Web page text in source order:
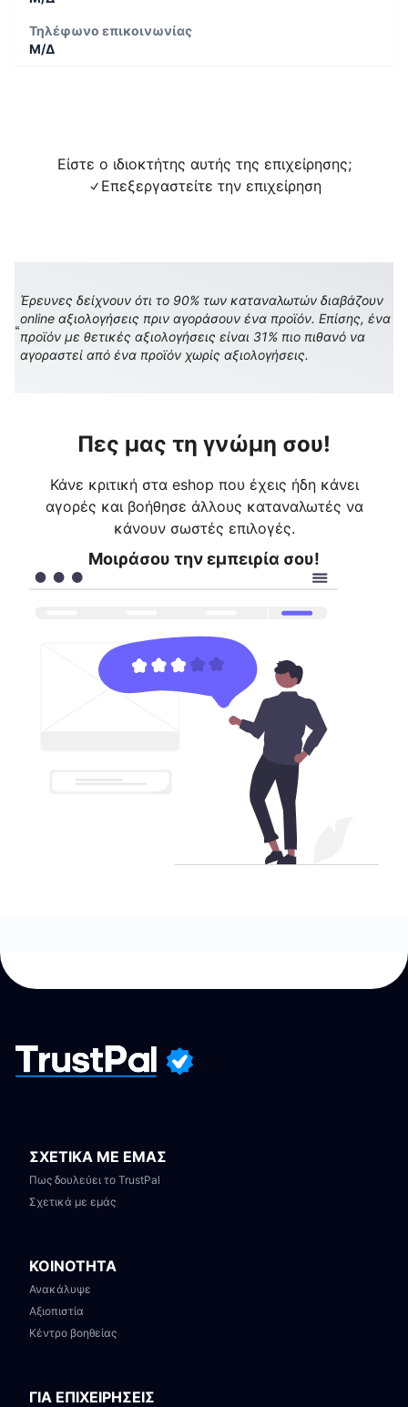
Τηλέφωνο επικοινωνίας
Μ/Δ
Είστε ο ιδιοκτήτης αυτής της επιχείρησης;
Επεξεργαστείτε την επιχείρηση
Έρευνες δείχνουν ότι το 90% των καταναλωτών διαβάζουν
online αξιολογήσεις πριν αγοράσουν ένα προϊόν. Επίσης, ένα
προϊόν με θετικές αξιολογήσεις είναι 31% πιο πιθανό να
αγοραστεί από ένα προϊόν χωρίς αξιολογήσεις.
Πες μας τη γνώμη σου!
Κάνε κριτική στα eshop που έχεις ήδη κάνει
αγορές και βοήθησε άλλους καταναλωτές να
κάνουν σωστές επιλογές.
Μοιράσου την εμπειρία σου!
ΣΧΕΤΙΚΑ ΜΕ ΕΜΑΣ
Πως δουλεύει το TrustPal
Σχετικά με εμάς
ΚΟΙΝΟΤΗΤΑ
Ανακάλυψε
Αξιοπιστία
Κέντρο βοηθείας
ΓΙΑ ΕΠΙΧΕΙΡΗΣΕΙΣ